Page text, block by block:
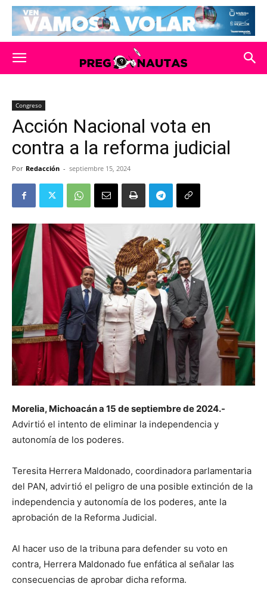
Congreso
Acción Nacional vota en
contra a la reforma judicial
Por Redacción - septiembre 15, 2024
Morelia, Michoacán a 15 de septiembre de 2024.-
Advirtió el intento de eliminar la independencia y
autonomía de los poderes.
Teresita Herrera Maldonado, coordinadora parlamentaria
del PAN, advirtió el peligro de una posible extinción de la
independencia y autonomía de los poderes, ante la
aprobación de la Reforma Judicial.
Al hacer uso de la tribuna para defender su voto en
contra, Herrera Maldonado fue enfática al señalar las
consecuencias de aprobar dicha reforma.